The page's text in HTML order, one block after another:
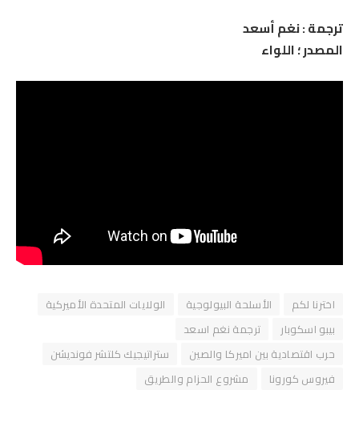
ترجمة : نغم أسعد
المصدر ؛ اللواء
اخترنا لكم الأسلحة البيولوجية
الولايات المتحدة الأميركية
بيبو اسكوبار
ترجمة نغم اسعد
حرب اقتصادية بين اميركا والصين
ستراتيجيك كلتشر فونديشن
فيروس كورونا
مشروع الحزام والطريق